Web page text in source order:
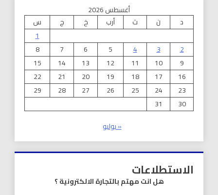
أغسطس 2026
د
ن ث أرب خ ج
س
1
2
3
4
5
6
7
8
9
10
11
12
13
14
15
16
17
18
19
20
21
22
23
24
25
26
27
28
29
30
31
« يوليو
الاستطلاعات
هل انت مهتم بالتجارة الالكترونية ؟